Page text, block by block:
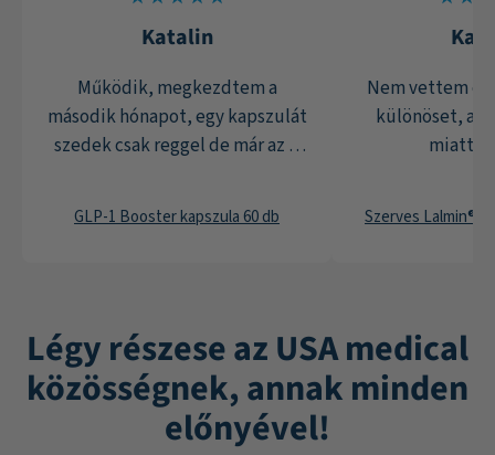
Katalin
Működik, megkezdtem a
második hónapot, egy kapszulát
szedek csak reggel de már az 5.
GLP-1 Booster kapszula 60 db
Nem vettem
különöset, a
miatt
Szerves Lalmin®
Légy részese az USA medical
közösségnek, annak minden
előnyével!